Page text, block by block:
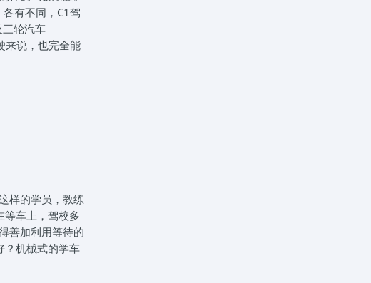
有不同，C1驾
轮汽车
来说，也完全能
法规等知识，
一致，都考查安
合器、合理换
，驾驶平顺，考
需而定，如
来购车倾向于自
。要是你对驾驶
训费用比C1稍
多咨询。总之，
驶技能，C1更
互联网，2025年
样的学员，教练
等车上，驾校多
善加利用等待的
？机械式的学车
题要避免，有